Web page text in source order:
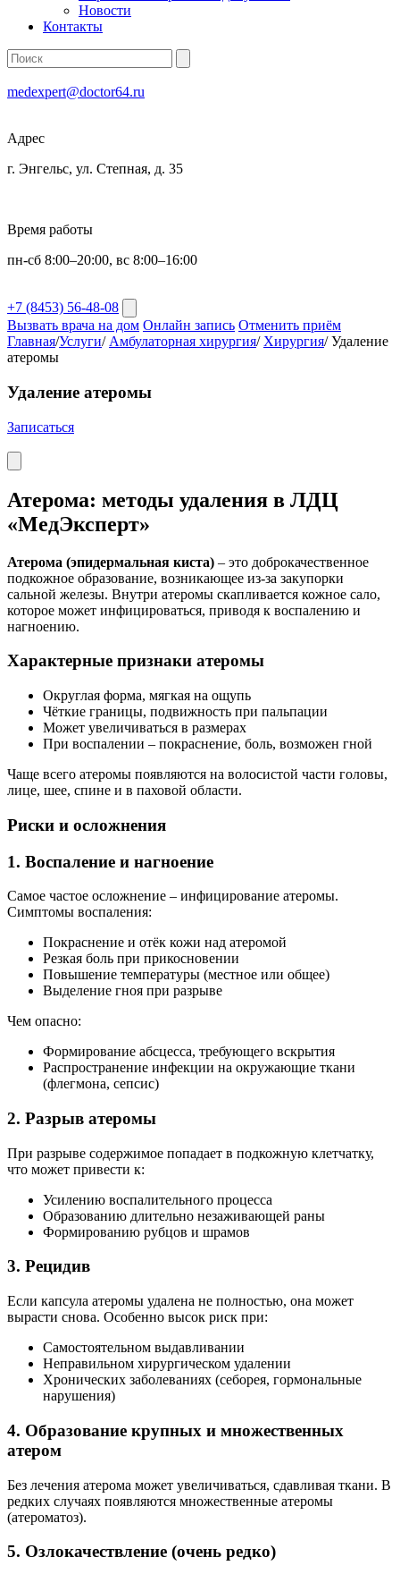
Новости
Контакты
medexpert@doctor64.ru
Адрес
г. Энгельс, ул. Степная, д. 35
Время работы
пн-сб 8:00–20:00, вс 8:00–16:00
+7 (8453) 56-48-08
Вызвать врача на дом Онлайн запись Отменить приём
Главная/Услуги/ Амбулаторная хирургия/ Хирургия/ Удаление
атеромы
Удаление атеромы
Записаться
Атерома: методы удаления в ЛДЦ
«МедЭксперт»
Атерома (эпидермальная киста) – это доброкачественное
подкожное образование, возникающее из-за закупорки
сальной железы. Внутри атеромы скапливается кожное сало,
которое может инфицироваться, приводя к воспалению и
нагноению.
Характерные признаки атеромы
Округлая форма, мягкая на ощупь
Чёткие границы, подвижность при пальпации
Может увеличиваться в размерах
При воспалении – покраснение, боль, возможен гной
Чаще всего атеромы появляются на волосистой части головы,
лице, шее, спине и в паховой области.
Риски и осложнения
1. Воспаление и нагноение
Самое частое осложнение – инфицирование атеромы.
Симптомы воспаления:
Покраснение и отёк кожи над атеромой
Резкая боль при прикосновении
Повышение температуры (местное или общее)
Выделение гноя при разрыве
Чем опасно:
Формирование абсцесса, требующего вскрытия
Распространение инфекции на окружающие ткани
(флегмона, сепсис)
2. Разрыв атеромы
При разрыве содержимое попадает в подкожную клетчатку,
что может привести к:
Усилению воспалительного процесса
Образованию длительно незаживающей раны
Формированию рубцов и шрамов
3. Рецидив
Если капсула атеромы удалена не полностью, она может
вырасти снова. Особенно высок риск при:
Самостоятельном выдавливании
Неправильном хирургическом удалении
Хронических заболеваниях (себорея, гормональные
нарушения)
4. Образование крупных и множественных
атером
Без лечения атерома может увеличиваться, сдавливая ткани. В
редких случаях появляются множественные атеромы
(атероматоз).
5. Озлокачествление (очень редко)